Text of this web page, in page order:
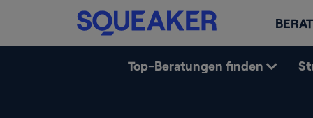
Top-Beratungen finden